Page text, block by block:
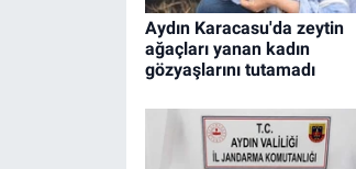
Aydın Karacasu'da zeytin
ağaçları yanan kadın
gözyaşlarını tutamadı